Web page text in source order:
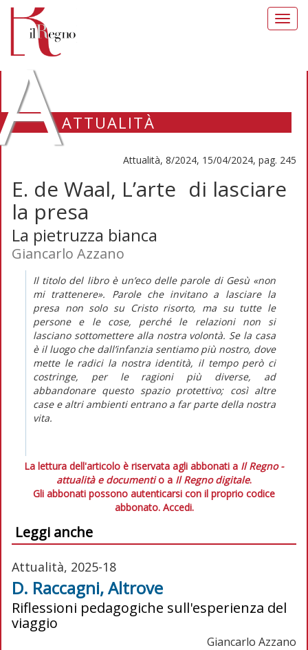
ATTUALITÀ
Attualità, 8/2024, 15/04/2024, pag. 245
E. de Waal, L’arte di lasciare
la presa
La pietruzza bianca
Giancarlo Azzano
Il titolo del libro è un’eco delle parole di Gesù «non
mi trattenere». Parole che invitano a lasciare la
presa non solo su Cristo risorto, ma su tutte le
persone e le cose, perché le relazioni non si
lasciano sottomettere alla nostra volontà. Se la casa
è il luogo che dall’infanzia sentiamo più nostro, dove
mette le radici la nostra identità, il tempo però ci
costringe, per le ragioni più diverse, ad
abbandonare questo spazio protettivo; così altre
case e altri ambienti entrano a far parte della nostra
vita.
La lettura dell'articolo è riservata agli abbonati a Il Regno -
attualità e documentio a Il Regno digitale.
Gli abbonati possono autenticarsi con il proprio codice
abbonato. Accedi.
Leggi anche
Attualità, 2025-18
D. Raccagni, Altrove
Riflessioni pedagogiche sull'esperienza del
viaggio
Giancarlo Azzano